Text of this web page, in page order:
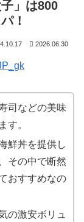
」は800
！
2026.06.30
司などの美味
す。
鮮丼を提供し
その中で断然
おすすめなの
の激安ボリュ